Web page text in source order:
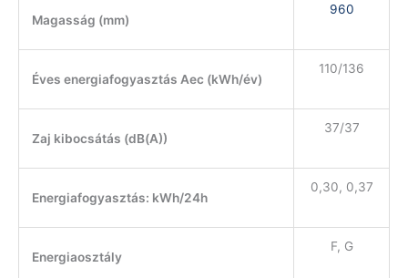
Magasság (mm)
960
Éves energiafogyasztás Aec (kWh/év)
110/136
Zaj kibocsátás (dB(A))
37/37
Energiafogyasztás: kWh/24h
0,30, 0,37
Energiaosztály
F, G